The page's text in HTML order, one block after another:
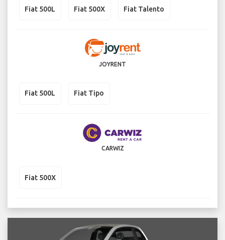
Fiat 500L Fiat 500X Fiat Talento
JOYRENT
Fiat 500L Fiat Tipo
CARWIZ
Fiat 500X